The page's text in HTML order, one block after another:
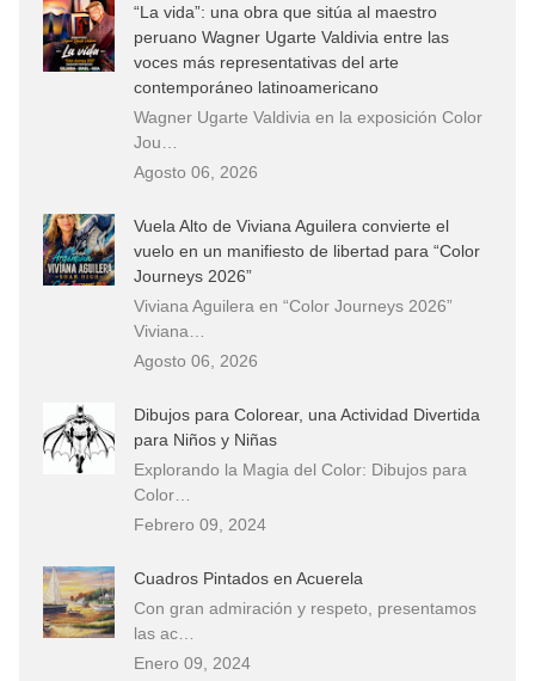
“La vida”: una obra que sitúa al maestro
peruano Wagner Ugarte Valdivia entre las
voces más representativas del arte
contemporáneo latinoamericano
Wagner Ugarte Valdivia en la exposición Color
Jou…
Agosto 06, 2026
Vuela Alto de Viviana Aguilera convierte el
vuelo en un manifiesto de libertad para “Color
Journeys 2026”
Viviana Aguilera en “Color Journeys 2026”
Viviana…
Agosto 06, 2026
Dibujos para Colorear, una Actividad Divertida
para Niños y Niñas
Explorando la Magia del Color: Dibujos para
Color…
Febrero 09, 2024
Cuadros Pintados en Acuerela
Con gran admiración y respeto, presentamos
las ac…
Enero 09, 2024